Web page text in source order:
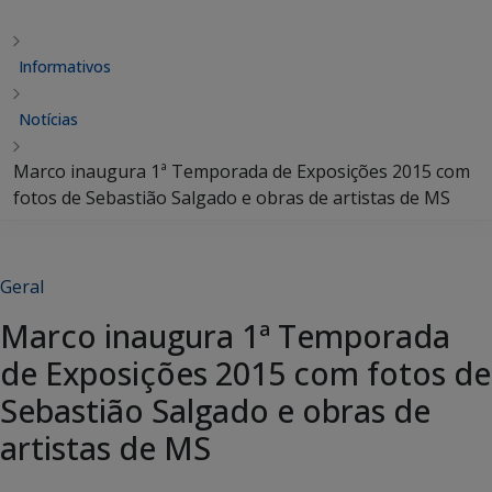
Informativos
Notícias
Marco inaugura 1ª Temporada de Exposições 2015 com
fotos de Sebastião Salgado e obras de artistas de MS
Geral
Marco inaugura 1ª Temporada
de Exposições 2015 com fotos de
Sebastião Salgado e obras de
artistas de MS